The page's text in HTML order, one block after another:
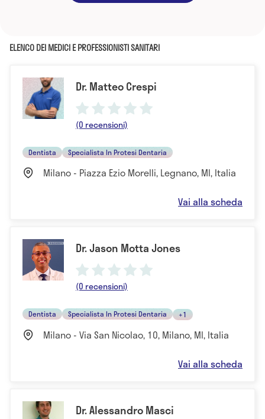
ELENCO DEI MEDICI E PROFESSIONISTI SANITARI
Dr. Matteo Crespi
(0 recensioni)
Dentista Specialista In Protesi Dentaria
Milano - Piazza Ezio Morelli, Legnano, MI, Italia
Vai alla scheda
Dr. Jason Motta Jones
(0 recensioni)
Dentista Specialista In Protesi Dentaria +1
Milano - Via San Nicolao, 10, Milano, MI, Italia
Vai alla scheda
Dr. Alessandro Masci